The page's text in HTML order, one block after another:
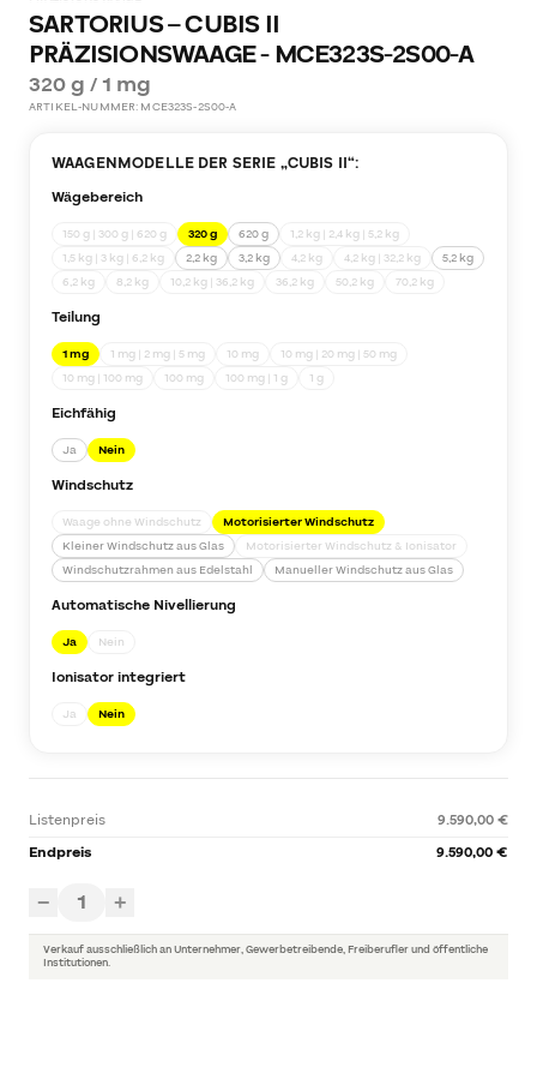
SARTORIUS – CUBIS II
PRÄZISIONSWAAGE - MCE323S-2S00-A
320 g / 1 mg
ARTIKEL-NUMMER: MCE323S-2S00-A
WAAGENMODELLE DER SERIE „CUBIS II“:
Wägebereich
150 g | 300 g | 620 g 320 g 620 g
1,2 kg | 2,4 kg | 5,2 kg
1,5 kg | 3 kg | 6,2 kg
2,2 kg 3,2 kg 4,2 kg 4,2 kg | 32,2 kg
5,2 kg
6,2 kg
8,2 kg 10,2 kg | 36,2 kg 36,2 kg 50,2 kg 70,2 kg
Teilung
1 mg 1 mg | 2 mg | 5 mg 10 mg
10 mg | 20 mg | 50 mg
10 mg | 100 mg
100 mg 100 mg | 1 g 1 g
Eichfähig
Ja Nein
Windschutz
Waage ohne Windschutz
Motorisierter Windschutz
Kleiner Windschutz aus Glas
Motorisierter Windschutz & Ionisator
Windschutzrahmen aus Edelstahl
Manueller Windschutz aus Glas
Automatische Nivellierung
Ja Nein
Ionisator integriert
Ja Nein
Listenpreis
9.590,00 €
Endpreis
9.590,00 €
− 1 +
Verkauf ausschließlich an Unternehmer, Gewerbetreibende, Freiberufler und öffentliche
Institutionen.